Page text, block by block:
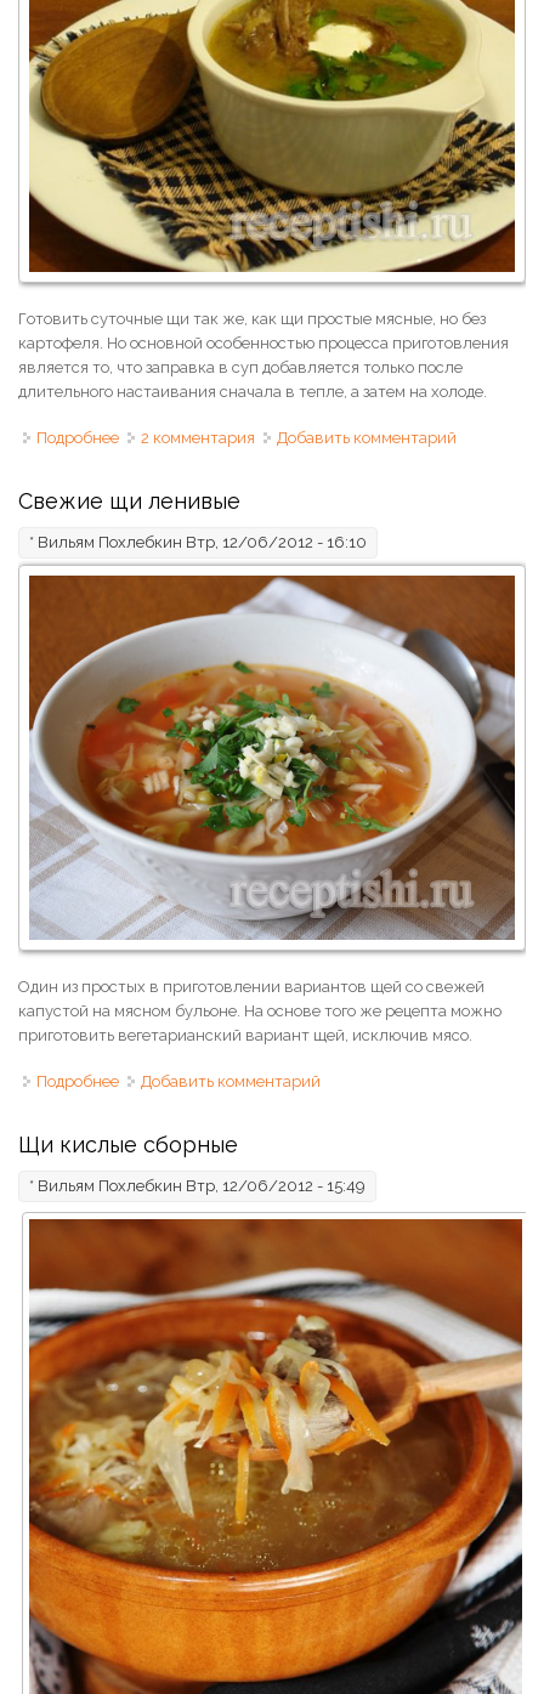
Готовить суточные щи так же, как щи простые мясные, но без
картофеля. Но основной особенностью процесса приготовления
является то, что заправка в суп добавляется только после
длительного настаивания сначала в тепле, а затем на холоде.
Подробнее о Щи суточные
2 комментария Добавить комментарий
Свежие щи ленивые
* Вильям Похлебкин Втр, 12/06/2012 - 16:10
Один из простых в приготовлении вариантов щей со свежей
капустой на мясном бульоне. На основе того же рецепта можно
приготовить вегетарианский вариант щей, исключив мясо.
Подробнее о Свежие щи ленивые
Добавить комментарий
Щи кислые сборные
* Вильям Похлебкин Втр, 12/06/2012 - 15:49